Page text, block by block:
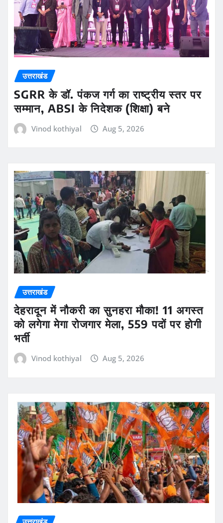
उत्तराखंड
SGRR के डॉ. पंकज गर्ग का राष्ट्रीय स्तर पर
सम्मान, ABSI के निदेशक (शिक्षा) बने
Vinod kothiyal Aug 5, 2026
उत्तराखंड
देहरादून में नौकरी का सुनहरा मौका! 11 अगस्त
को लगेगा मेगा रोजगार मेला, 559 पदों पर होगी
भर्ती
Vinod kothiyal Aug 5, 2026